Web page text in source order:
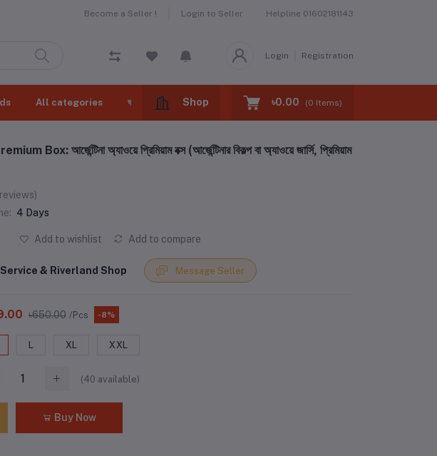
Become a Seller ! Login to Seller Helpline 01602181143
Login Registration
All categories ঘরের বাজার -home market ঝটপট খাবার -fast foods
Shop ৳0.00 (0 Items)
আর্জেন্টিনা অ্যাওয়ে প্রিমিয়াম বক্স (আর্জেন্টিনার বিকল্প বা অ্যাওয়ে জার্সি, প্রিমিয়াম
4 Days
Add to wishlist Add to compare
& Riverland Shop Message Seller
৳650.00 /Pcs -8%
L XL XXL
(40 available)
Buy Now